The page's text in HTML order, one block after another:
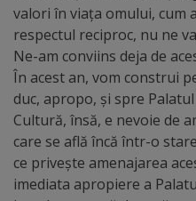
Orașul
în
imagini
Galerie
video
valori în viața omului, cum
respectul reciproc, nu ne
Ne-am conviins deja de
În acest an, vom construi
duc, apropo, și spre
Cultură, însă, e nevoie de
care se află încă într-o
ce privește amenajarea
imediata apropiere a